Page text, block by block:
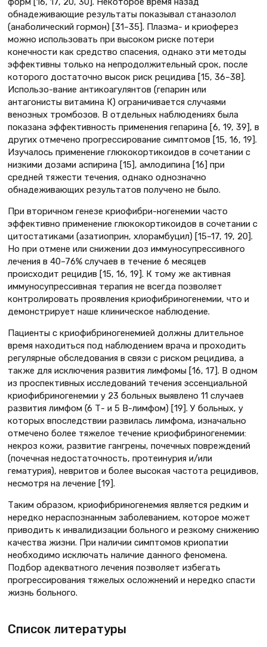
обнадеживающие результаты показывал станазолол
(анаболический гормон) [31–35]. Плазма- и криоферез
можно использовать при высоком риске потери
конечности как средство спасения, однако эти методы
эффективны только на непродолжительный срок, после
которого достаточно высок риск рецидива [15, 36–38].
Использо-вание антикоагулянтов (гепарин или
антагонисты витамина К) ограничивается случаями
венозных тромбозов. В отдельных наблюдениях была
показана эффективность применения гепарина [6, 19, 39], в
других отмечено прогрессирование симптомов [15, 16, 19].
Изучалось применение глюкокортикоидов в сочетании с
низкими дозами аспирина [15], амлодипина [16] при
средней тяжести течения, однако однозначно
обнадеживающих результатов получено не было.
При вторичном генезе криофибри-ногенемии часто
эффективно применение глюкокортикоидов в сочетании с
цитостатиками (азатиоприн, хлорамбуцил) [15–17, 19, 20].
Но при отмене или снижении доз иммуносупрессивного
лечения в 40–76% случаев в течение 6 месяцев
происходит рецидив [15, 16, 19]. К тому же активная
иммуносупрессивная терапия не всегда позволяет
контролировать проявления криофибриногенемии, что и
демонстрирует наше клиническое наблюдение.
Пациенты с криофибриногенемией должны длительное
время находиться под наблюдением врача и проходить
регулярные обследования в связи с риском рецидива, а
также для исключения развития лимфомы [16, 17]. В одном
из проспективных исследований течения эссенциальной
криофибриногенемии у 23 больных выявлено 11 случаев
развития лимфом (6 Т- и 5 B-лимфом) [19]. У больных, у
которых впоследствии развилась лимфома, изначально
отмечено более тяжелое течение криофибриногенемии:
некроз кожи, развитие гангрены, почечных повреждений
(почечная недостаточность, протеинурия и/или
гематурия), невритов и более высокая частота рецидивов,
несмотря на лечение [19].
Таким образом, криофибриногенемия является редким и
нередко нераспознанным заболеванием, которое может
приводить к инвалидизации больного и резкому снижению
качества жизни. При наличии симптомов криопатии
необходимо исключать наличие данного феномена.
Подбор адекватного лечения позволяет избегать
прогрессирования тяжелых осложнений и нередко спасти
жизнь больного.
Список литературы